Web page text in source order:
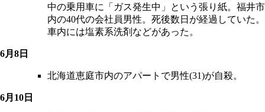
中の乗用車に「ガス発生中」という張り紙。福井市
内の40代の会社員男性。死後数日が経過していた。
車内には塩素系洗剤などがあった。
6月8日
北海道恵庭市内のアパートで男性(31)が自殺。
6月10日